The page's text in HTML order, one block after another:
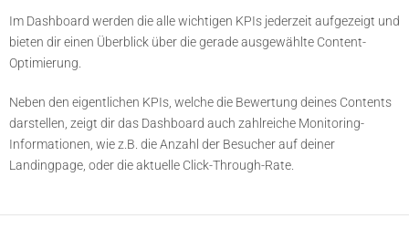
Im Dashboard werden die alle wichtigen KPIs jederzeit aufgezeigt und
bieten dir einen Überblick über die gerade ausgewählte Content-
Optimierung.
Neben den eigentlichen KPIs, welche die Bewertung deines Contents
darstellen, zeigt dir das Dashboard auch zahlreiche Monitoring-
Informationen, wie z.B. die Anzahl der Besucher auf deiner
Landingpage, oder die aktuelle Click-Through-Rate.